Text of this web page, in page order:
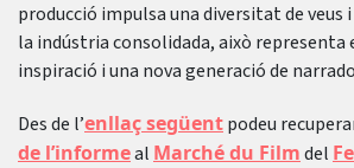
producció impulsa una diversitat de veus
la indústria consolidada, això representa
inspiració i una nova generació de
Des de l’enllaç següentpodeu
de l’informeal Marché du Filmdel